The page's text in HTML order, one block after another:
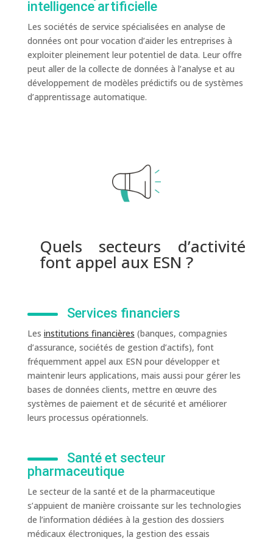
intelligence artificielle
Les sociétés de service spécialisées en analyse de
données ont pour vocation d’aider les entreprises à
exploiter pleinement leur potentiel de data. Leur offre
peut aller de la collecte de données à l’analyse et au
développement de modèles prédictifs ou de systèmes
d’apprentissage automatique.
Quels secteurs d’activité
font appel aux ESN ?
Services financiers
Les institutions financières (banques, compagnies
d’assurance, sociétés de gestion d’actifs), font
fréquemment appel aux ESN pour développer et
maintenir leurs applications, mais aussi pour gérer les
bases de données clients, mettre en œuvre des
systèmes de paiement et de sécurité et améliorer
leurs processus opérationnels.
Santé et secteur
pharmaceutique
Le secteur de la santé et de la pharmaceutique
s’appuient de manière croissante sur les technologies
de l’information dédiées à la gestion des dossiers
médicaux électroniques, la gestion des essais